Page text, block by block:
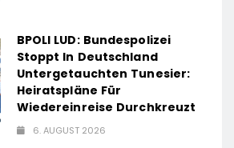
BPOLI LUD: Bundespolizei
Stoppt In Deutschland
Untergetauchten Tunesier:
Heiratspläne Für
Wiedereinreise Durchkreuzt
6. AUGUST 2026